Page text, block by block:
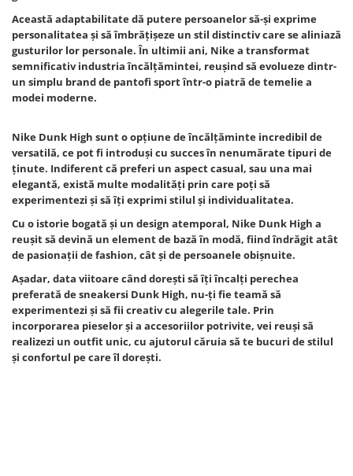
Această adaptabilitate dă putere persoanelor să-şi exprime
personalitatea şi să îmbrăţişeze un stil distinctiv care se aliniază
gusturilor lor personale. În ultimii ani, Nike a transformat
semnificativ industria încălţămintei, reuşind să evolueze dintr-
un simplu brand de pantofi sport într-o piatră de temelie a
modei moderne.
Nike Dunk High sunt o opţiune de încălţăminte incredibil de
versatilă, ce pot fi introduşi cu succes în nenumărate tipuri de
ţinute. Indiferent că preferi un aspect casual, sau una mai
elegantă, există multe modalităţi prin care poţi să
experimentezi şi să îţi exprimi stilul şi individualitatea.
Cu o istorie bogată şi un design atemporal, Nike Dunk High a
reuşit să devină un element de bază în modă, fiind îndrăgit atât
de pasionaţii de fashion, cât şi de persoanele obişnuite.
Aşadar, data viitoare când doreşti să îţi încalţi perechea
preferată de sneakersi Dunk High, nu-ţi fie teamă să
experimentezi şi să fii creativ cu alegerile tale. Prin
incorporarea pieselor şi a accesoriilor potrivite, vei reuşi să
realizezi un outfit unic, cu ajutorul căruia să te bucuri de stilul
şi confortul pe care îl doreşti.